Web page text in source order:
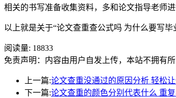
相关的书写准备收集资料，多和论文指导老师
以上就是关于“论文查重查公式吗 为什么要写毕
阅读量: 18833
免责声明：内容由用户自发上传，本站不拥有
上一篇:论文查重没通过的原因分析 轻松
下一篇:论文查重的颜色分别代表什么 重